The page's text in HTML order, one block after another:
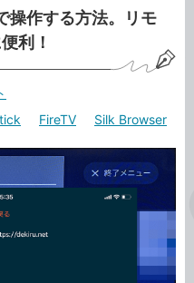
操作する方法。リモ
利！
FireTV Silk Browser